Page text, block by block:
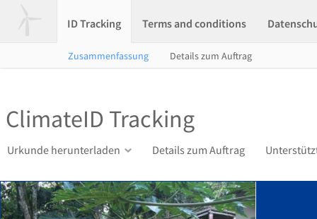
ID Tracking Terms and conditions
Zusammenfassung Details zum Auftrag
ClimateID Tracking
Urkunde herunterladen Details zum Auftrag